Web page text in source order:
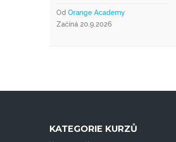
Od Orange Academy
Začíná 20.9.2026
KATEGORIE KURZŮ